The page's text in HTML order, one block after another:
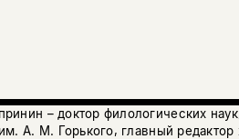
– доктор филологических
им. А. М. Горького, главный